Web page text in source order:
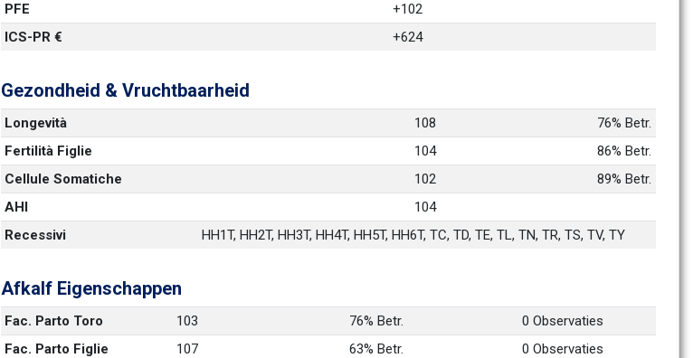
PFE
+102
ICS-PR €
+624
Gezondheid & Vruchtbaarheid
Longevità 108
76% Betr.
Fertilità Figlie
104
86% Betr.
Cellule Somatiche
102
89% Betr.
AHI
104
Recessivi
HH1T, HH2T, HH3T, HH4T, HH5T, HH6T, TC, TD, TE, TL, TN, TR, TS, TV, TY
Afkalf Eigenschappen
Fac. Parto Toro 103 76% Betr.
0 Observaties
Fac. Parto Figlie
107 63% Betr. 0 Observaties